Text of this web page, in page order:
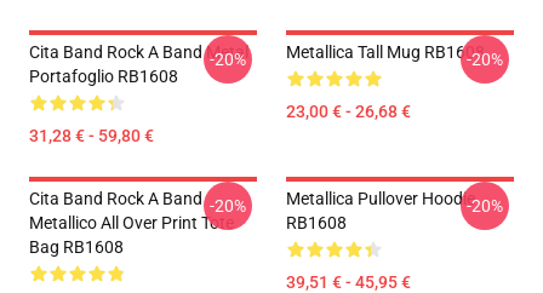
Cita Band Rock A Band Metal
Portafoglio RB1608
31,28 € - 59,80 €
-20% Metallica Tall Mug RB1608
23,00 € - 26,68 €
-20%
Cita Band Rock A Band
Metallico All Over Print Tote
Bag RB1608
-20%
Metallica Pullover Hoodie
RB1608
39,51 € - 45,95 €
-20%